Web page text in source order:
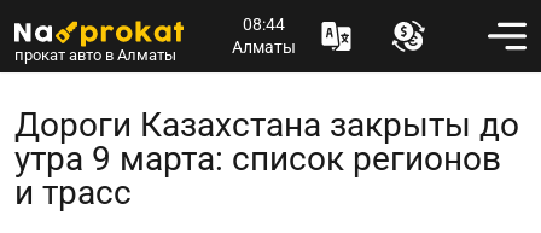
прокат авто в Алматы
08:44
Алматы
Дороги Казахстана закрыты до
утра 9 марта: список регионов
и трасс